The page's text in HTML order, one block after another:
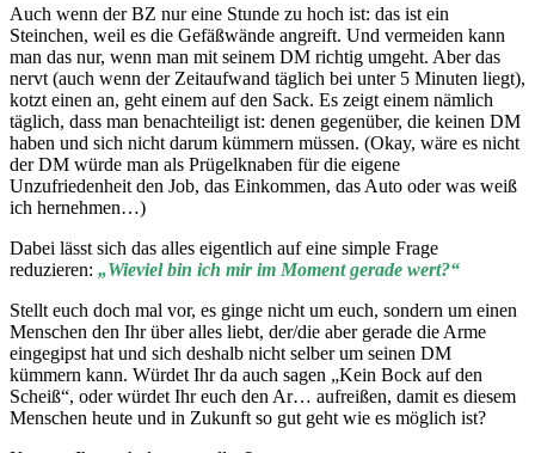
Auch wenn der BZ nur eine Stunde zu hoch ist: das ist ein
Steinchen, weil es die Gefäßwände angreift. Und vermeiden kann
man das nur, wenn man mit seinem DM richtig umgeht. Aber das
nervt (auch wenn der Zeitaufwand täglich bei unter 5 Minuten liegt),
kotzt einen an, geht einem auf den Sack. Es zeigt einem nämlich
täglich, dass man benachteiligt ist: denen gegenüber, die keinen DM
haben und sich nicht darum kümmern müssen. (Okay, wäre es nicht
der DM würde man als Prügelknaben für die eigene
Unzufriedenheit den Job, das Einkommen, das Auto oder was weiß
ich hernehmen…)
Dabei lässt sich das alles eigentlich auf eine simple Frage
reduzieren: „Wieviel bin ich mir im Moment gerade wert?“
Stellt euch doch mal vor, es ginge nicht um euch, sondern um einen
Menschen den Ihr über alles liebt, der/die aber gerade die Arme
eingegipst hat und sich deshalb nicht selber um seinen DM
kümmern kann. Würdet Ihr da auch sagen „Kein Bock auf den
Scheiß“, oder würdet Ihr euch den Ar… aufreißen, damit es diesem
Menschen heute und in Zukunft so gut geht wie es möglich ist?